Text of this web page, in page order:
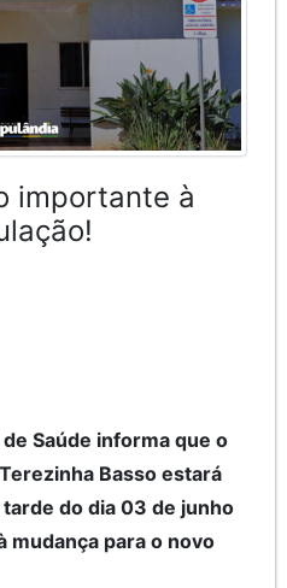
importante à
Saúde informa que o
Basso estará
do dia 03 de junho
mudança para o novo